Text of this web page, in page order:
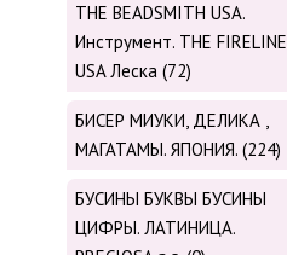
THE BEADSMITH USA.
Инструмент. THE FIRELINE
USA Леска (72)
БИСЕР МИУКИ, ДЕЛИКА ,
МАГАТАМЫ. ЯПОНИЯ. (224)
БУСИНЫ БУКВЫ БУСИНЫ
ЦИФРЫ. ЛАТИНИЦА.